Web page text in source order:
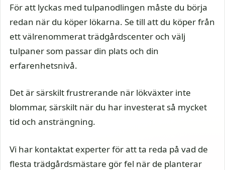
För att lyckas med tulpanodlingen måste du börja
redan när du köper lökarna. Se till att du köper från
ett välrenommerat trädgårdscenter och välj
tulpaner som passar din plats och din
erfarenhetsnivå.
Det är särskilt frustrerande när lökväxter inte
blommar, särskilt när du har investerat så mycket
tid och ansträngning.
Vi har kontaktat experter för att ta reda på vad de
flesta trädgårdsmästare gör fel när de planterar